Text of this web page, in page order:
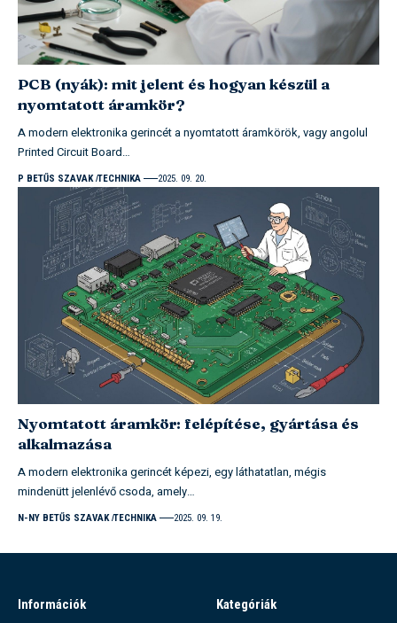
PCB (nyák): mit jelent és hogyan készül a
nyomtatott áramkör?
A modern elektronika gerincét a nyomtatott áramkörök, vagy angolul
Printed Circuit Board…
P BETŰS SZAVAK TECHNIKA 2025. 09. 20.
Nyomtatott áramkör: felépítése, gyártása és
alkalmazása
A modern elektronika gerincét képezi, egy láthatatlan, mégis
mindenütt jelenlévő csoda, amely…
N-NY BETŰS SZAVAK TECHNIKA 2025. 09. 19.
Információk
Kategóriák